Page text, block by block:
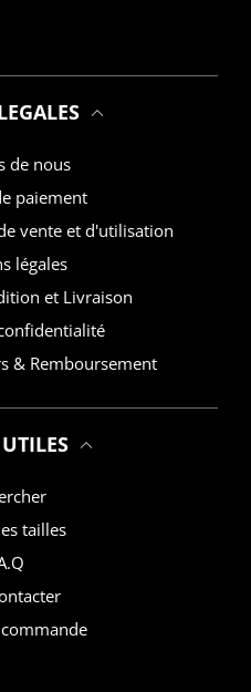
de nous
paiement
vente et d'utilisation
légales
et Livraison
& Remboursement
tailles
commande